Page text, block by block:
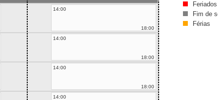
14:00
18:00
14:00
18:00
14:00
18:00
14:00
Feriados
Fim de
Férias